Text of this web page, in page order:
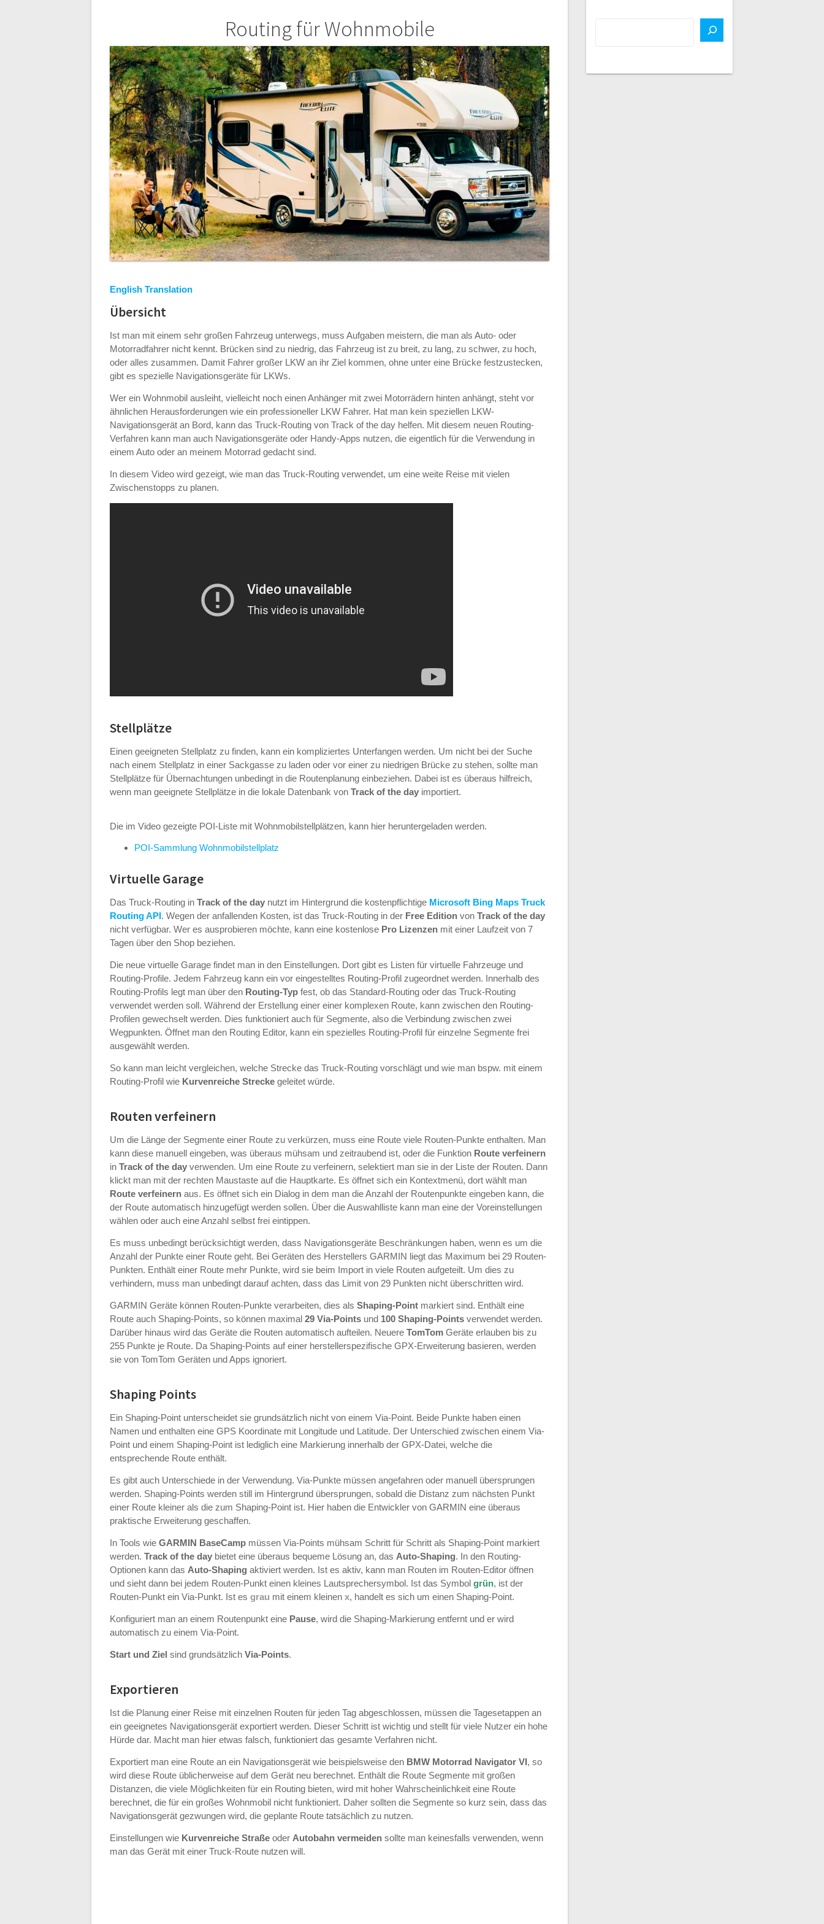
Routing für Wohnmobile
English Translation
Übersicht
Ist man mit einem sehr großen Fahrzeug unterwegs, muss Aufgaben meistern, die man als Auto- oder
Motorradfahrer nicht kennt. Brücken sind zu niedrig, das Fahrzeug ist zu breit, zu lang, zu schwer, zu hoch,
oder alles zusammen. Damit Fahrer großer LKW an ihr Ziel kommen, ohne unter eine Brücke festzustecken,
gibt es spezielle Navigationsgeräte für LKWs.
Wer ein Wohnmobil ausleiht, vielleicht noch einen Anhänger mit zwei Motorrädern hinten anhängt, steht vor
ähnlichen Herausforderungen wie ein professioneller LKW Fahrer. Hat man kein speziellen LKW-
Navigationsgerät an Bord, kann das Truck-Routing von Track of the day helfen. Mit diesem neuen Routing-
Verfahren kann man auch Navigationsgeräte oder Handy-Apps nutzen, die eigentlich für die Verwendung in
einem Auto oder an meinem Motorrad gedacht sind.
In diesem Video wird gezeigt, wie man das Truck-Routing verwendet, um eine weite Reise mit vielen
Zwischenstopps zu planen.
Stellplätze
Einen geeigneten Stellplatz zu finden, kann ein kompliziertes Unterfangen werden. Um nicht bei der Suche
nach einem Stellplatz in einer Sackgasse zu laden oder vor einer zu niedrigen Brücke zu stehen, sollte man
Stellplätze für Übernachtungen unbedingt in die Routenplanung einbeziehen. Dabei ist es überaus hilfreich,
wenn man geeignete Stellplätze in die lokale Datenbank vonTrack of the day importiert.
Die im Video gezeigte POI-Liste mit Wohnmobilstellplätzen, kann hier heruntergeladen werden.
POI-Sammlung Wohnmobilstellplatz
Virtuelle Garage
Das Truck-Routing inTrack of the day nutzt im Hintergrund die kostenpflichtige Microsoft Bing Maps Truck
Routing API. Wegen der anfallenden Kosten, ist das Truck-Routing in der Free Edition vonTrack of the day
nicht verfügbar. Wer es ausprobieren möchte, kann eine kostenlose Pro Lizenzen mit einer Laufzeit von 7
Tagen über den Shop beziehen.
Die neue virtuelle Garage findet man in den Einstellungen. Dort gibt es Listen für virtuelle Fahrzeuge und
Routing-Profile. Jedem Fahrzeug kann ein vor eingestelltes Routing-Profil zugeordnet werden. Innerhalb des
Routing-Profils legt man über den Routing-Typ fest, ob das Standard-Routing oder das Truck-Routing
verwendet werden soll. Während der Erstellung einer einer komplexen Route, kann zwischen den Routing-
Profilen gewechselt werden. Dies funktioniert auch für Segmente, also die Verbindung zwischen zwei
Wegpunkten. Öffnet man den Routing Editor, kann ein spezielles Routing-Profil für einzelne Segmente frei
ausgewählt werden.
So kann man leicht vergleichen, welche Strecke das Truck-Routing vorschlägt und wie man bspw. mit einem
Routing-Profil wie Kurvenreiche Strecke geleitet würde.
Routen verfeinern
Um die Länge der Segmente einer Route zu verkürzen, muss eine Route viele Routen-Punkte enthalten. Man
kann diese manuell eingeben, was überaus mühsam und zeitraubend ist, oder die Funktion Route verfeinern
inTrack of the day verwenden. Um eine Route zu verfeinern, selektiert man sie in der Liste der Routen. Dann
klickt man mit der rechten Maustaste auf die Hauptkarte. Es öffnet sich ein Kontextmenü, dort wählt man
Route verfeinern aus. Es öffnet sich ein Dialog in dem man die Anzahl der Routenpunkte eingeben kann, die
der Route automatisch hinzugefügt werden sollen. Über die Auswahlliste kann man eine der Voreinstellungen
wählen oder auch eine Anzahl selbst frei eintippen.
Es muss unbedingt berücksichtigt werden, dass Navigationsgeräte Beschränkungen haben, wenn es um die
Anzahl der Punkte einer Route geht. Bei Geräten des Herstellers GARMIN liegt das Maximum bei 29 Routen-
Punkten. Enthält einer Route mehr Punkte, wird sie beim Import in viele Routen aufgeteilt. Um dies zu
verhindern, muss man unbedingt darauf achten, dass das Limit von 29 Punkten nicht überschritten wird.
GARMIN Geräte können Routen-Punkte verarbeiten, dies alsShaping-Point markiert sind. Enthält eine
Route auch Shaping-Points, so können maximal29 Via-Points und 100 Shaping-Points verwendet werden.
Darüber hinaus wird das Geräte die Routen automatisch aufteilen. NeuereTomTom Geräte erlauben bis zu
255 Punkte je Route. Da Shaping-Points auf einer herstellerspezifische GPX-Erweiterung basieren, werden
sie von TomTom Geräten und Apps ignoriert.
Shaping Points
Ein Shaping-Point unterscheidet sie grundsätzlich nicht von einem Via-Point. Beide Punkte haben einen
Namen und enthalten eine GPS Koordinate mit Longitude und Latitude. Der Unterschied zwischen einem Via-
Point und einem Shaping-Point ist lediglich eine Markierung innerhalb der GPX-Datei, welche die
entsprechende Route enthält.
Es gibt auch Unterschiede in der Verwendung. Via-Punkte müssen angefahren oder manuell übersprungen
werden. Shaping-Points werden still im Hintergrund übersprungen, sobald die Distanz zum nächsten Punkt
einer Route kleiner als die zum Shaping-Point ist. Hier haben die Entwickler von GARMIN eine überaus
praktische Erweiterung geschaffen.
In Tools wieGARMIN BaseCamp müssen Via-Points mühsam Schritt für Schritt als Shaping-Point markiert
werden.Track of the day bietet eine überaus bequeme Lösung an, das Auto-Shaping. In den Routing-
Optionen kann das Auto-Shaping aktiviert werden. Ist es aktiv, kann man Routen im Routen-Editor öffnen
und sieht dann bei jedem Routen-Punkt einen kleines Lautsprechersymbol. Ist das Symbolgrün, ist der
Routen-Punkt ein Via-Punkt. Ist esgrau mit einem kleinenx, handelt es sich um einen Shaping-Point.
Konfiguriert man an einem Routenpunkt eine Pause, wird die Shaping-Markierung entfernt und er wird
automatisch zu einem Via-Point.
Start und Ziel sind grundsätzlichVia-Points.
Exportieren
Ist die Planung einer Reise mit einzelnen Routen für jeden Tag abgeschlossen, müssen die Tagesetappen an
ein geeignetes Navigationsgerät exportiert werden. Dieser Schritt ist wichtig und stellt für viele Nutzer ein hohe
Hürde dar. Macht man hier etwas falsch, funktioniert das gesamte Verfahren nicht.
Exportiert man eine Route an ein Navigationsgerät wie beispielsweise den BMW Motorrad Navigator VI, so
wird diese Route üblicherweise auf dem Gerät neu berechnet. Enthält die Route Segmente mit großen
Distanzen, die viele Möglichkeiten für ein Routing bieten, wird mit hoher Wahrscheinlichkeit eine Route
berechnet, die für ein großes Wohnmobil nicht funktioniert. Daher sollten die Segmente so kurz sein, dass das
Navigationsgerät gezwungen wird, die geplante Route tatsächlich zu nutzen.
Einstellungen wie Kurvenreiche Straße oder Autobahn vermeiden sollte man keinesfalls verwenden, wenn
man das Gerät mit einer Truck-Route nutzen will.
Beitragsnavigation